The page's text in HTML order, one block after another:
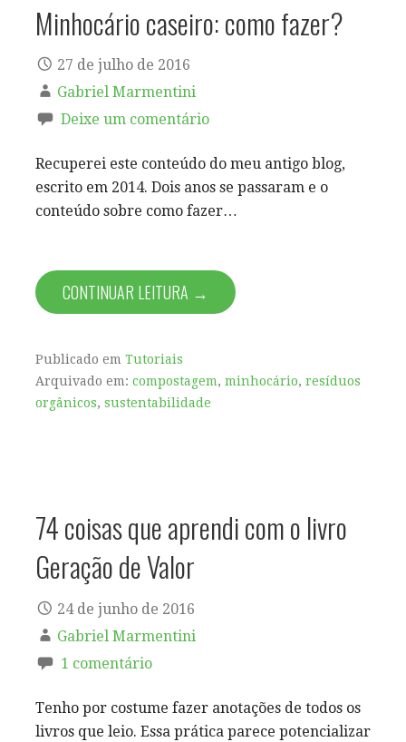
Minhocário caseiro: como fazer?
27 de julho de 2016
Gabriel Marmentini
Deixe um comentário
Recuperei este conteúdo do meu antigo blog,
escrito em 2014. Dois anos se passaram e o
conteúdo sobre como fazer…
CONTINUAR LEITURA →
Publicado em Tutoriais
Arquivado em: compostagem, minhocário, resíduos
orgânicos, sustentabilidade
74 coisas que aprendi com o livro
Geração de Valor
24 de junho de 2016
Gabriel Marmentini
1 comentário
Tenho por costume fazer anotações de todos os
livros que leio. Essa prática parece potencializar